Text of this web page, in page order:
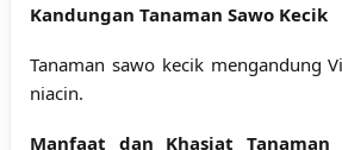
Kandungan Tanaman Sawo Kecik
Tanaman sawo kecik mengandung
niacin.
Manfaat dan Khasiat Tanaman